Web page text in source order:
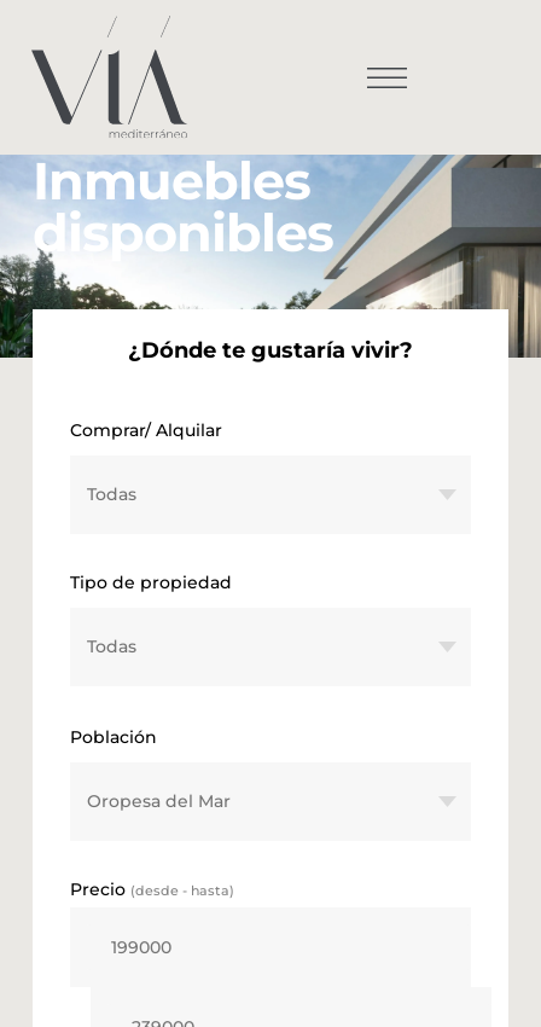
Inmuebles
disponibles
¿Dónde te gustaría vivir?
Comprar/ Alquilar
Tipo de propiedad
Población
Precio (desde - hasta)